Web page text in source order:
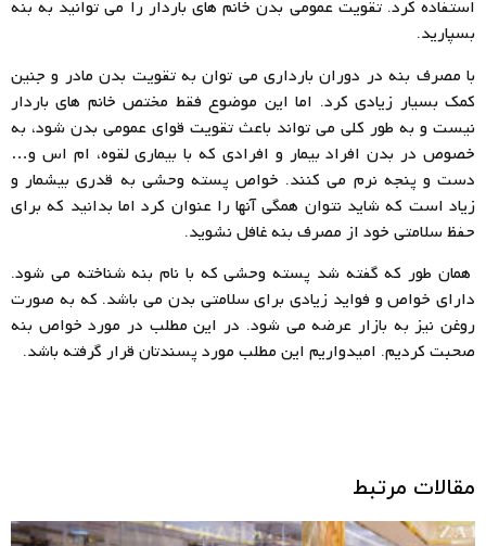
استفاده کرد. تقویت عمومی بدن خانم های باردار را می توانید به بنه
بسپارید.
با مصرف بنه در دوران بارداری می توان به تقویت بدن مادر و جنین
کمک بسیار زیادی کرد. اما این موضوع فقط مختص خانم های باردار
نیست و به طور کلی می تواند باعث تقویت قوای عمومی بدن شود، به
خصوص در بدن افراد بیمار و افرادی که با بیماری لقوه، ام اس و…
دست و پنجه نرم می کنند. خواص پسته وحشی به قدری بیشمار و
زیاد است که شاید نتوان همگی آنها را عنوان کرد اما بدانید که برای
حفظ سلامتی خود از مصرف بنه غافل نشوید.
همان طور که گفته شد پسته وحشی که با نام بنه شناخته می شود.
دارای خواص و فواید زیادی برای سلامتی بدن می باشد. که به صورت
روغن نیز به بازار عرضه می شود. در این مطلب در مورد خواص بنه
صحبت کردیم. امیدواریم این مطلب مورد پسندتان قرار گرفته باشد.
مقالات مرتبط